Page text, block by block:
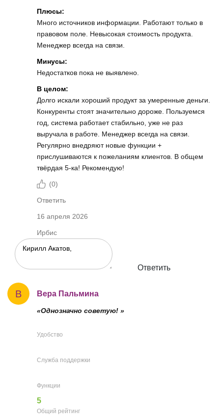
Плюсы:
Много источников информации. Работают только в
правовом поле. Невысокая стоимость продукта.
Менеджер всегда на связи.
Минусы:
Недостатков пока не выявлено.
В целом:
Долго искали хороший продукт за умеренные деньги.
Конкуренты стоят значительно дороже. Пользуемся
год, система работает стабильно, уже не раз
выручала в работе. Менеджер всегда на связи.
Регулярно внедряют новые функции +
прислушиваются к пожеланиям клиентов. В общем
твёрдая 5-ка! Рекомендую!
(0)
Ответить
16 апреля 2026
Ирбис
Ответить
В Вера Пальмина
«Однозначно советую! »
Удобство
Служба поддержки
Функции
5
Общий рейтинг